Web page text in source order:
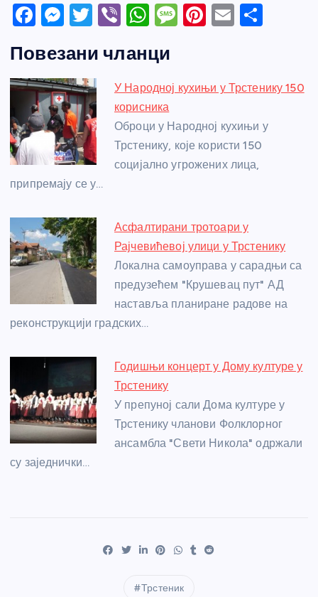
F
c
e
b
o
o
k
M
ss
e
n
g
er
T
itt
er
Vi
er
W
at
s
A
p
p
M
a
e
Pi
e
E
e
Повезани чланци
У Народној кухињи у Трстенику 150
корисника
Оброци у Народној кухињи у
Трстенику, које користи 150
социјално угрожених лица,
припремају се у…
Асфалтирани тротоари у
Рајчевићевој улици у Трстенику
Локална самоуправа у сарадњи са
предузећем "Крушевац пут" АД
наставља планиране радове на
реконструкцији градских…
Годишњи концерт у Дому културе у
Трстенику
У препуној сали Дома културе у
Трстенику чланови Фолклорног
ансамбла "Свети Никола" одржали
су заједнички…
Трстеник